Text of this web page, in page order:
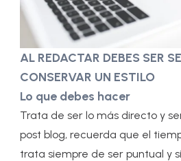
AL REDACTAR DEBES SER
CONSERVAR UN ESTILO
Lo que debes hacer
Trata de ser lo más directo y
post blog, recuerda que el
trata siempre de ser puntual y